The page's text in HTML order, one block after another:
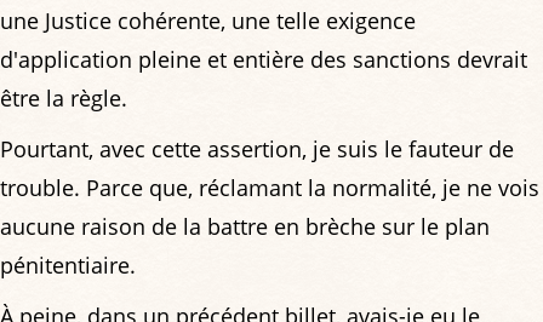
une Justice cohérente, une telle exigence
d'application pleine et entière des sanctions devrait
être la règle.
Pourtant, avec cette assertion, je suis le fauteur de
trouble. Parce que, réclamant la normalité, je ne vois
aucune raison de la battre en brèche sur le plan
pénitentiaire.